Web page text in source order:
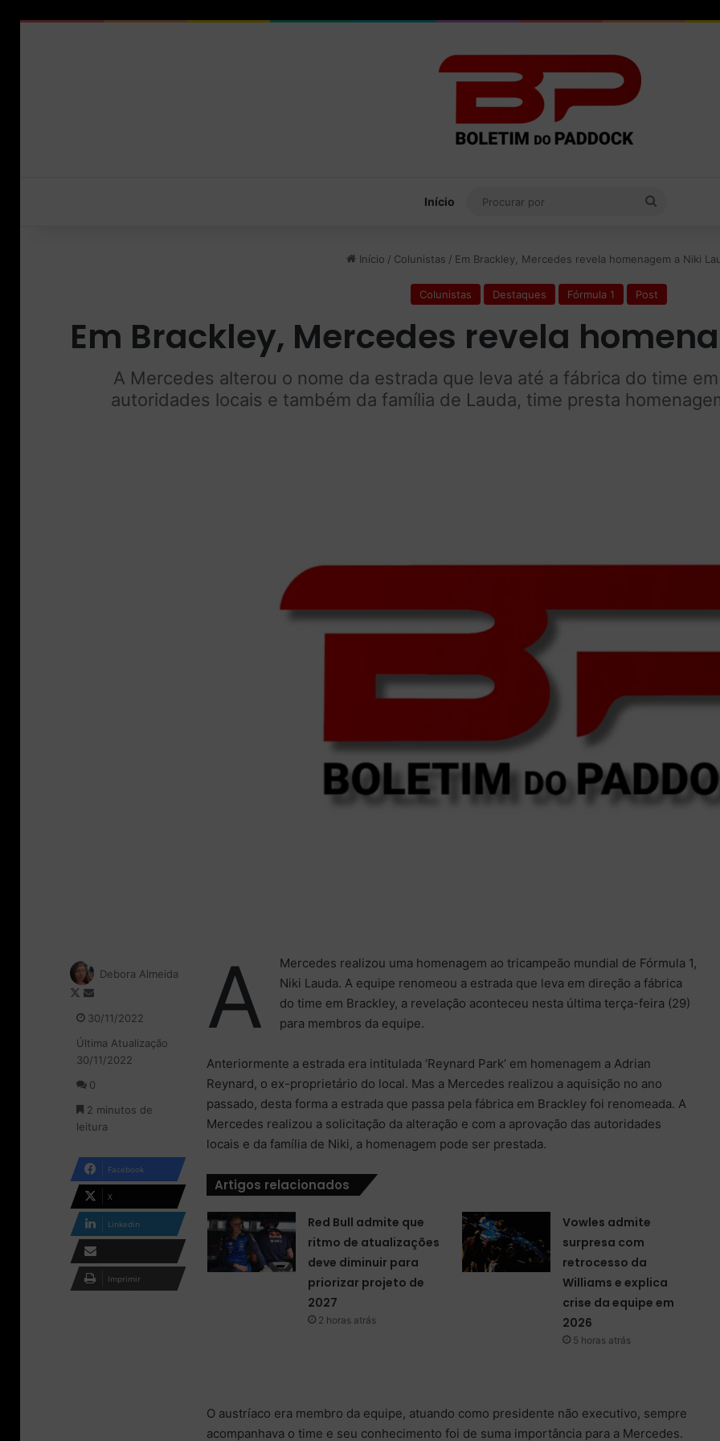
Início
Início / Colunistas / Em Brackley, Mercedes revela homenagem a Niki
Colunistas Destaques Fórmula 1 Post
Em Brackley, Mercedes revela
A Mercedes alterou o nome da estrada que leva até a fábrica do time
autoridades locais e também da família de Lauda, time presta
A
Mercedes realizou uma homenagem ao tricampeão mundial de Fórmula 1,
Niki Lauda. A equipe renomeou a estrada que leva em direção a fábrica
do time em Brackley, a revelação aconteceu nesta última terça-feira (29)
para membros da equipe.
Anteriormente a estrada era intitulada ‘Reynard Park’ em homenagem a Adrian
Reynard, o ex-proprietário do local. Mas a Mercedes realizou a aquisição no ano
passado, desta forma a estrada que passa pela fábrica em Brackley foi renomeada. A
Mercedes realizou a solicitação da alteração e com a aprovação das autoridades
locais e da família de Niki, a homenagem pode ser prestada.
Artigos relacionados
Red Bull admite que
ritmo de atualizações
deve diminuir para
priorizar projeto de
2027
2 horas atrás
Vowles admite
surpresa com
retrocesso da
Williams e explica
crise da equipe em
2026
5 horas atrás
O austríaco era membro da equipe, atuando como presidente não executivo, sempre
acompanhava o time e seu conhecimento foi de suma importância para a Mercedes.
Debora Almeida
F
l
o
n
X
d
e
e
-
i
l
30/11/2022
Última Atualização
30/11/2022
0
2 minutos de
leitura
Facebook
X
Linkedin
Compartilhar via e-
mail
Imprimir